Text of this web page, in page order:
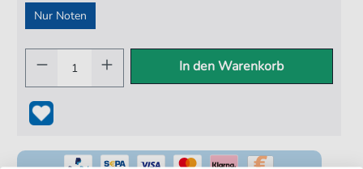
Nur Noten
In den Warenkorb